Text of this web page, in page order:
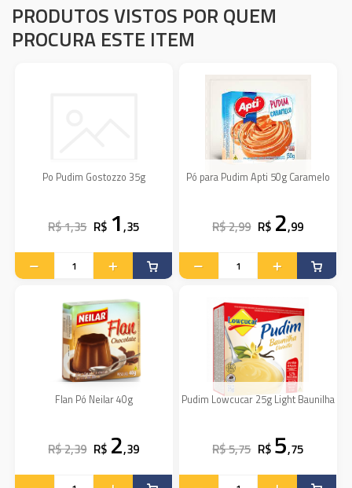
PRODUTOS VISTOS POR QUEM
PROCURA ESTE ITEM
Po Pudim Gostozzo 35g
R$ 1,35 R$ 1,35
Pó para Pudim Apti 50g Caramelo
R$ 2,99 R$ 2,99
Flan Pó Neilar 40g
R$ 2,39 R$ 2,39
Pudim Lowcucar 25g Light Baunilha
R$ 5,75 R$ 5,75